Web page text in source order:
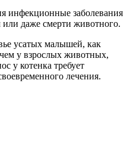
инфекционные заболевания
даже смерти животного.
усатых малышей, как
у взрослых животных,
у котенка требует
лечения.